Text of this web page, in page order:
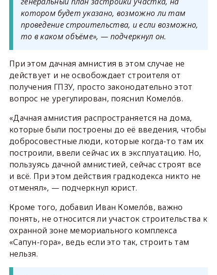
котором будет указано, возможно ли там
проведение строительства, и если возможно,
то в каком объёме», — подчеркнул он.
При этом дачная амнистия в этом случае не
действует и не освобождает строителя от
получения ГПЗУ, просто законодательно этот
вопрос не урегулирован, пояснил Комелóв.
«Дачная амнистия распространяется на дома,
которые были построены до её введения, чтобы
добросовестные люди, которые когда-то там их
построили, ввели сейчас их в эксплуатацию. Но,
пользуясь дачной амнистией, сейчас строят все
и всё. При этом действия градкодекса никто не
отменял», — подчеркнул юрист.
Кроме того, добавил Иван Комелóв, важно
понять, не относится ли участок строительства к
охранной зоне мемориального комплекса
«Сапун-гора», ведь если это так, строить там
нельзя.